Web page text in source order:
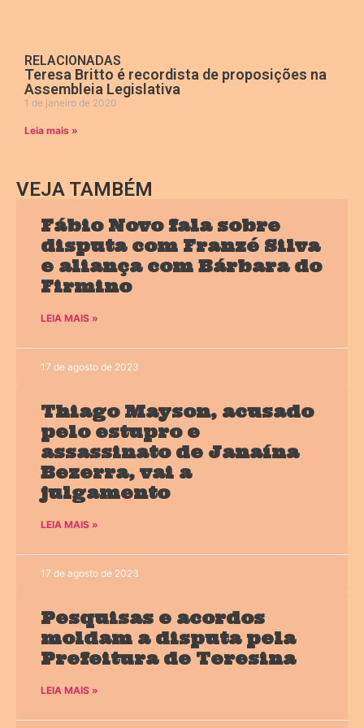
RELACIONADAS
Teresa Britto é recordista de proposições na
Assembleia Legislativa
1 de janeiro de 2020
Leia mais »
VEJA TAMBÉM
Fábio Novo fala sobre
disputa com Franzé Silva
e aliança com Bárbara do
Firmino
LEIA MAIS »
17 de agosto de 2023
Thiago Mayson, acusado
pelo estupro e
assassinato de Janaína
Bezerra, vai a
julgamento
LEIA MAIS »
17 de agosto de 2023
Pesquisas e acordos
moldam a disputa pela
Prefeitura de Teresina
LEIA MAIS »